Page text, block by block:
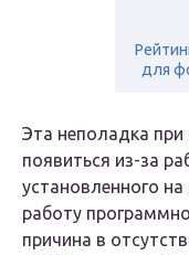
для
Эта неполадка
появиться из-за
установленного
работу
причина в